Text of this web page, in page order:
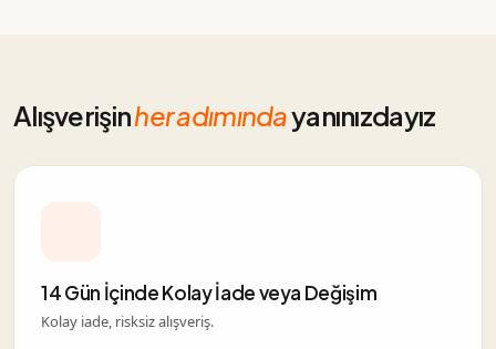
Alışverişinher adımındayanınızdayız
14 Gün İçinde Kolay İade veya Değişim
Kolay iade, risksiz alışveriş.